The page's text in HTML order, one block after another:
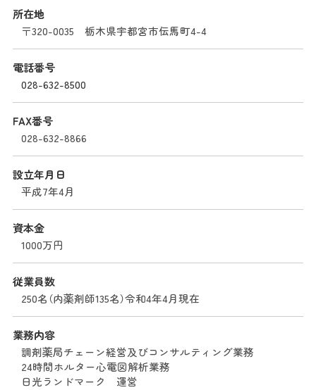
所在地
〒320-0035 栃木県宇都宮市伝馬町4-4
電話番号
028-632-8500
FAX番号
028-632-8866
設立年月日
平成7年4月
資本金
1000万円
従業員数
250名（内薬剤師135名）令和4年4月現在
業務内容
調剤薬局チェーン経営及びコンサルティング業務
24時間ホルター心電図解析業務
日光ランドマーク 運営